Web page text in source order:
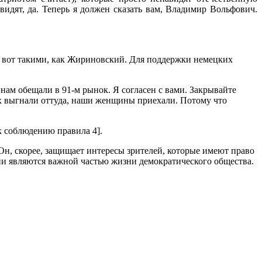
да. Теперь я должен сказать вам, Владимир Вольфович.
вот такими, как Жириновский. Для поддержки немецких
обещали в 91-м рынок. Я согласен с вами. Закрывайте
выгнали оттуда, наши женщины приехали. Потому что
соблюдению правила 4].
скорее, защищает интересы зрителей, которые имеют право
важной частью жизни демократического общества.